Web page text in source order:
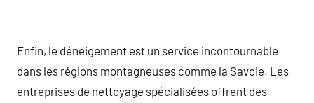
Enfin, le déneigement est un service incontournable
dans les régions montagneuses comme la Savoie. Les
entreprises de nettoyage spécialisées offrent des